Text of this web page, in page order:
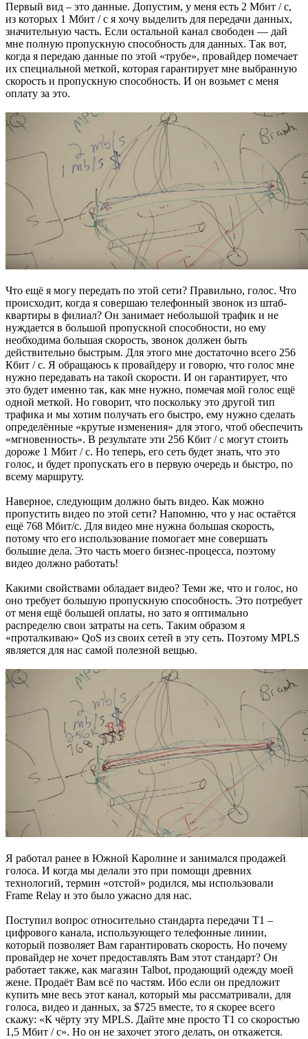
Первый вид – это данные. Допустим, у меня есть 2 Мбит / с,
из которых 1 Мбит / с я хочу выделить для передачи данных,
значительную часть. Если остальной канал свободен — дай
мне полную пропускную способность для данных. Так вот,
когда я передаю данные по этой «трубе», провайдер помечает
их специальной меткой, которая гарантирует мне выбранную
скорость и пропускную способность. И он возьмет с меня
оплату за это.
Что ещё я могу передать по этой сети? Правильно, голос. Что
происходит, когда я совершаю телефонный звонок из штаб-
квартиры в филиал? Он занимает небольшой трафик и не
нуждается в большой пропускной способности, но ему
необходима большая скорость, звонок должен быть
действительно быстрым. Для этого мне достаточно всего 256
Кбит / с. Я обращаюсь к провайдеру и говорю, что голос мне
нужно передавать на такой скорости. И он гарантирует, что
это будет именно так, как мне нужно, помечая мой голос ещё
одной меткой. Но говорит, что поскольку это другой тип
трафика и мы хотим получать его быстро, ему нужно сделать
определённые «крутые изменения» для этого, чтоб обеспечить
«мгновенность». В результате эти 256 Кбит / с могут стоить
дороже 1 Мбит / с. Но теперь, его сеть будет знать, что это
голос, и будет пропускать его в первую очередь и быстро, по
всему маршруту.
Наверное, следующим должно быть видео. Как можно
пропустить видео по этой сети? Напомню, что у нас остаётся
ещё 768 Мбит/с. Для видео мне нужна большая скорость,
потому что его использование помогает мне совершать
большие дела. Это часть моего бизнес-процесса, поэтому
видео должно работать!
Какими свойствами обладает видео? Теми же, что и голос, но
оно требует большую пропускную способность. Это потребует
от меня ещё большей оплаты, но зато я оптимально
распределю свои затраты на сеть. Таким образом я
«проталкиваю» QoS из своих сетей в эту сеть. Поэтому MPLS
является для нас самой полезной вещью.
Я работал ранее в Южной Каролине и занимался продажей
голоса. И когда мы делали это при помощи древних
технологий, термин «отстой» родился, мы использовали
Frame Relay и это было ужасно для нас.
Поступил вопрос относительно стандарта передачи T1 –
цифрового канала, использующего телефонные линии,
который позволяет Вам гарантировать скорость. Но почему
провайдер не хочет предоставлять Вам этот стандарт? Он
работает также, как магазин Talbot, продающий одежду моей
жене. Продаёт Вам всё по частям. Ибо если он предложит
купить мне весь этот канал, который мы рассматривали, для
голоса, видео и данных, за $725 вместе, то я скорее всего
скажу: «К чёрту эту MPLS. Дайте мне просто T1 со скоростью
1,5 Мбит / с». Но он не захочет этого делать, он откажется.